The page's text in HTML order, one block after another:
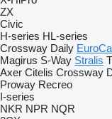
ZX
Civic
H-series HL-series
Crossway Daily
Magirus S-Way Stralis
Axer Citelis Crossway
Proway Recreo
I-series
NKR NPR NQR